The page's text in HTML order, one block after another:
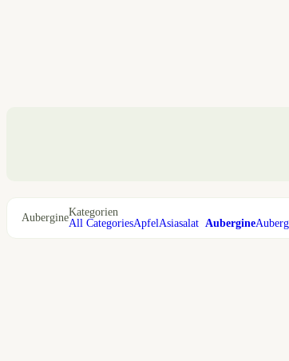
AubergineKategorien
All CategoriesApfelAsiasalat Aubergine